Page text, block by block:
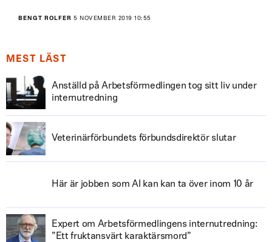
BENGT ROLFER 5 NOVEMBER 2019 10:55
MEST LÄST
Anställd på Arbetsförmedlingen tog sitt liv under
internutredning
Veterinärförbundets förbundsdirektör slutar
Här är jobben som AI kan kan ta över inom 10 år
Expert om Arbetsförmedlingens internutredning:
”Ett fruktansvärt karaktärsmord”